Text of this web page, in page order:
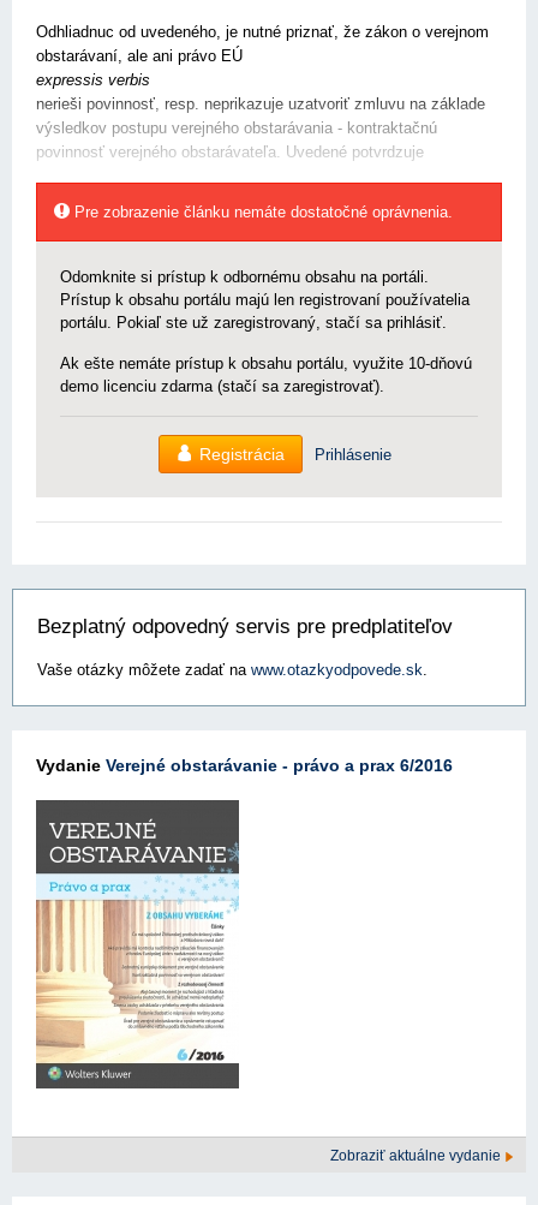
Odhliadnuc od uvedeného, je nutné priznať, že zákon o verejnom
obstarávaní, ale ani právo EÚ
expressis verbis
nerieši povinnosť, resp. neprikazuje uzatvoriť zmluvu na základe
výsledkov postupu verejného obstarávania - kontraktačnú
povinnosť verejného obstarávateľa. Uvedené potvrdzuje
Pre zobrazenie článku nemáte dostatočné oprávnenia.
Odomknite si prístup k odbornému obsahu na portáli.
Prístup k obsahu portálu majú len registrovaní používatelia
portálu. Pokiaľ ste už zaregistrovaný, stačí sa prihlásiť.
Ak ešte nemáte prístup k obsahu portálu, využite 10-dňovú
demo licenciu zdarma (stačí sa zaregistrovať).
Registrácia Prihlásenie
Bezplatný odpovedný servis pre predplatiteľov
Vaše otázky môžete zadať na www.otazkyodpovede.sk.
Vydanie Verejné obstarávanie - právo a prax 6/2016
Zobraziť aktuálne vydanie